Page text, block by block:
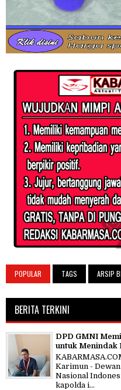
POPULAR TAGS ARSIP
BERITA TERKINI
DPD GMNI
untuk Menindak
Karimun -
Nasional
kapolda i...